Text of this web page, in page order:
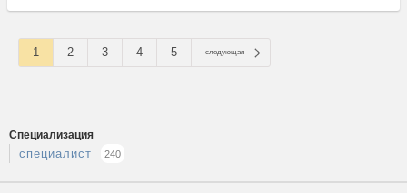
1 2 3 4 5 следующая
Специализация
специалист 240